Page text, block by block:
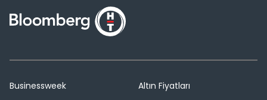
Businessweek
Altın Fiyatları